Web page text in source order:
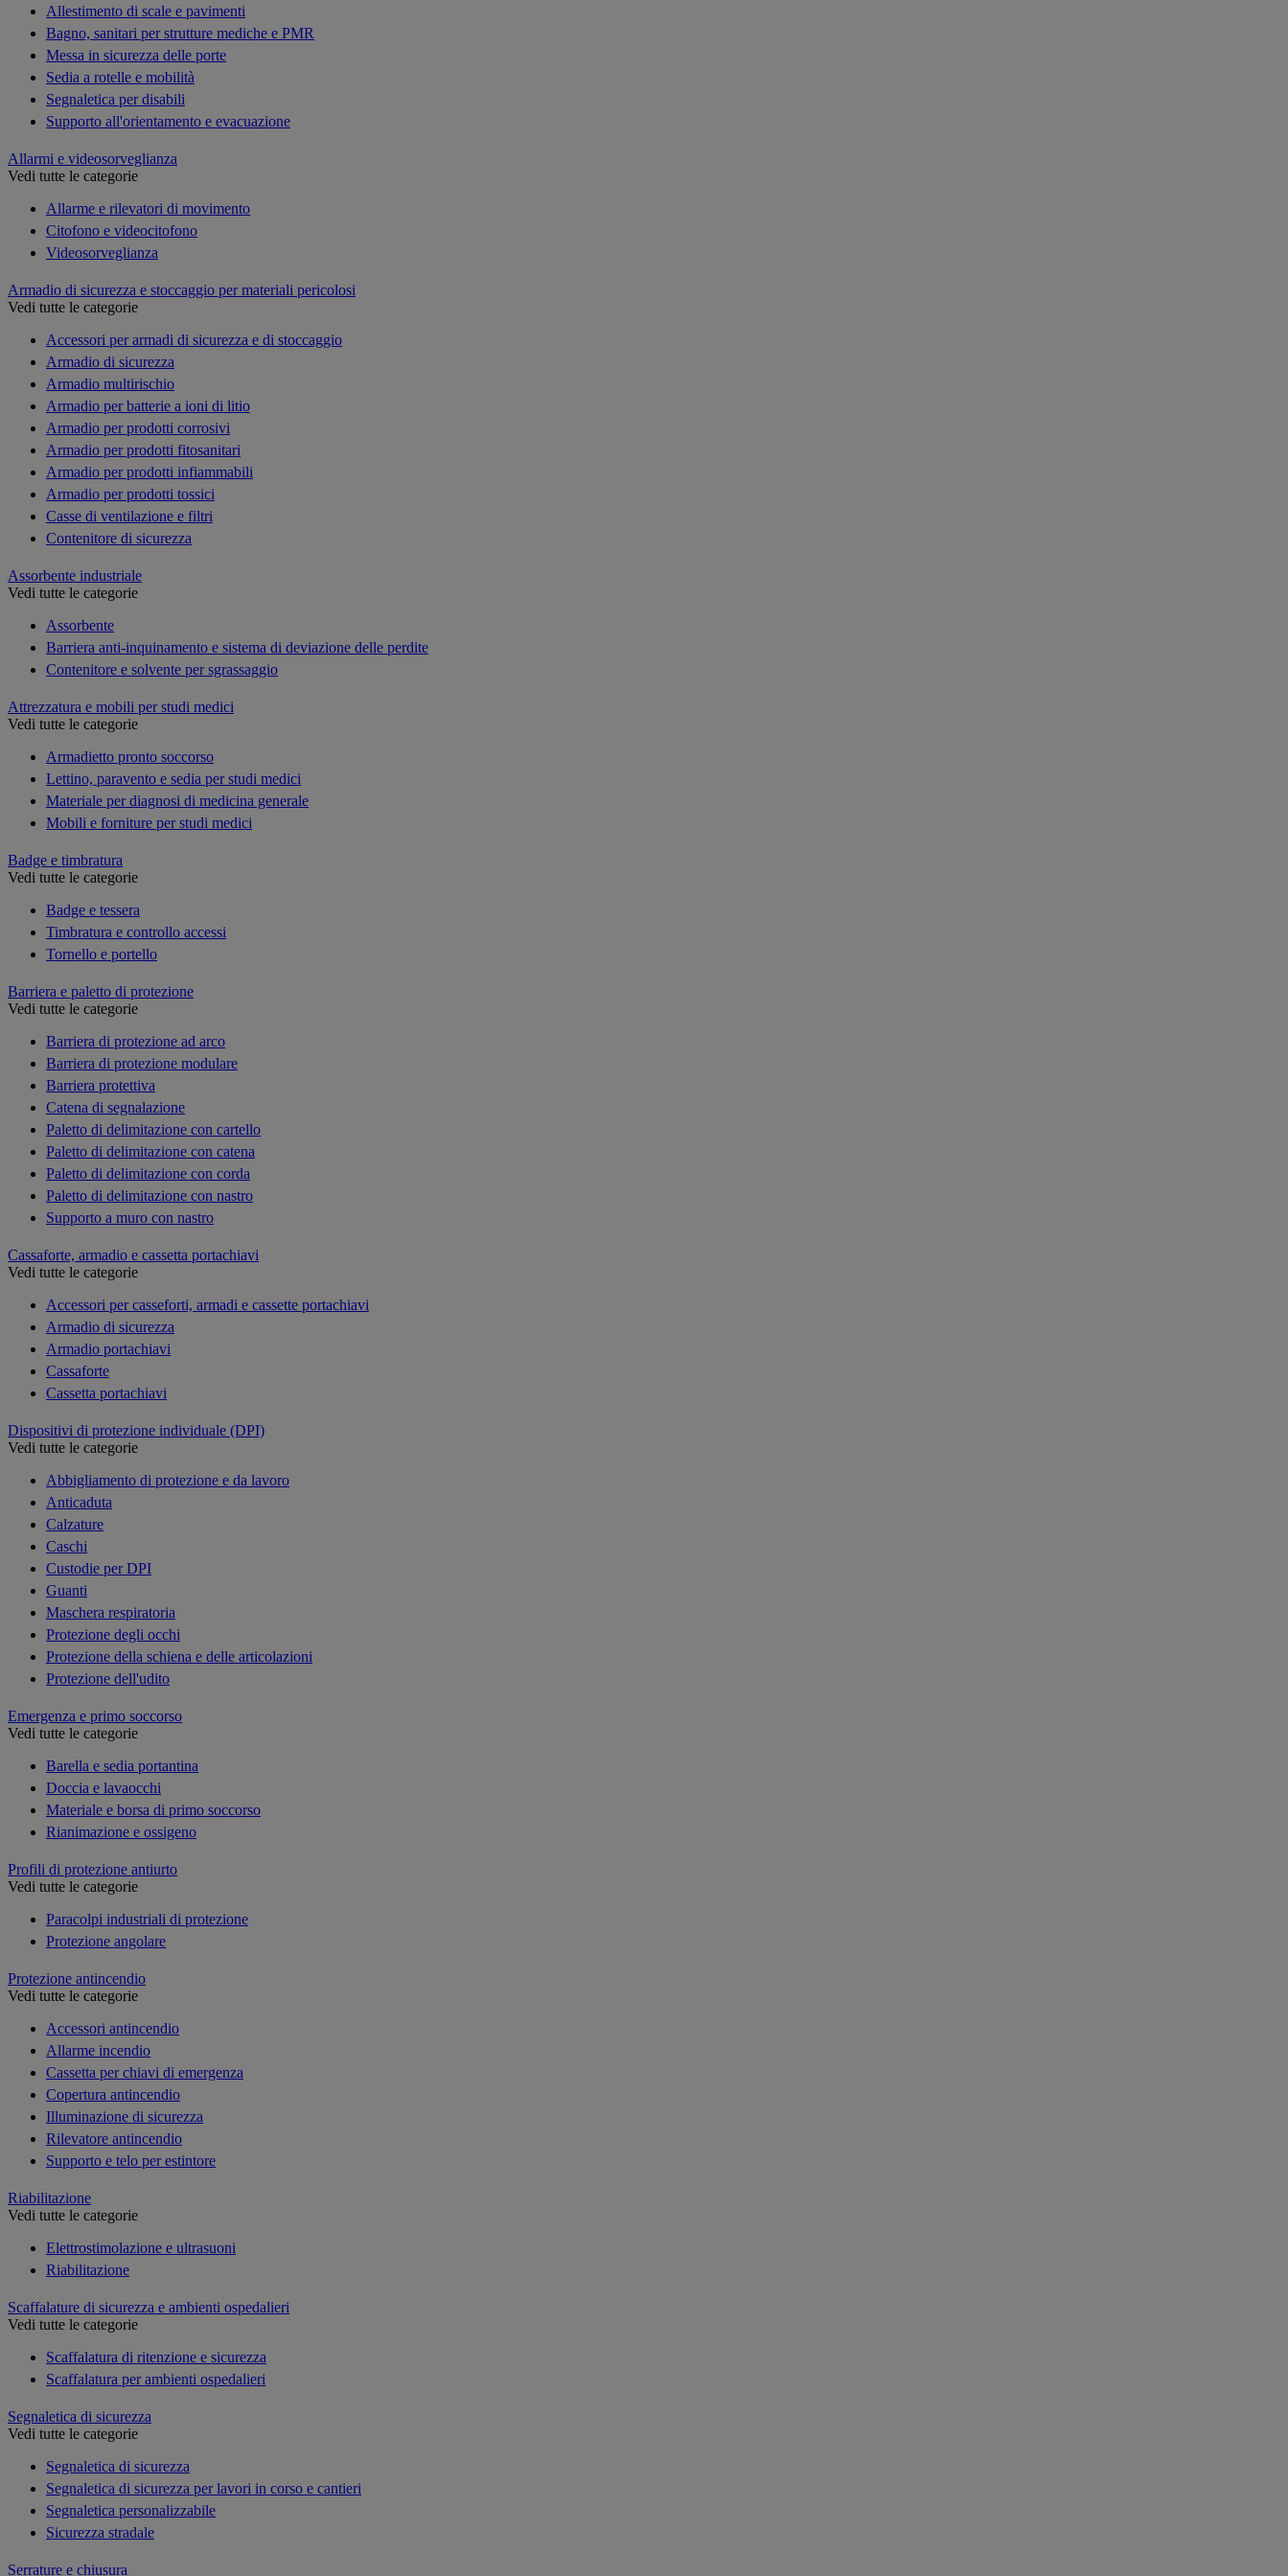
Allestimento di scale e pavimenti
Bagno, sanitari per strutture mediche e PMR
Messa in sicurezza delle porte
Sedia a rotelle e mobilità
Segnaletica per disabili
Supporto all'orientamento e evacuazione
Allarmi e videosorveglianza
Vedi tutte le categorie
Allarme e rilevatori di movimento
Citofono e videocitofono
Videosorveglianza
Armadio di sicurezza e stoccaggio per materiali pericolosi
Vedi tutte le categorie
Accessori per armadi di sicurezza e di stoccaggio
Armadio di sicurezza
Armadio multirischio
Armadio per batterie a ioni di litio
Armadio per prodotti corrosivi
Armadio per prodotti fitosanitari
Armadio per prodotti infiammabili
Armadio per prodotti tossici
Casse di ventilazione e filtri
Contenitore di sicurezza
Assorbente industriale
Vedi tutte le categorie
Assorbente
Barriera anti-inquinamento e sistema di deviazione delle perdite
Contenitore e solvente per sgrassaggio
Attrezzatura e mobili per studi medici
Vedi tutte le categorie
Armadietto pronto soccorso
Lettino, paravento e sedia per studi medici
Materiale per diagnosi di medicina generale
Mobili e forniture per studi medici
Badge e timbratura
Vedi tutte le categorie
Badge e tessera
Timbratura e controllo accessi
Tornello e portello
Barriera e paletto di protezione
Vedi tutte le categorie
Barriera di protezione ad arco
Barriera di protezione modulare
Barriera protettiva
Catena di segnalazione
Paletto di delimitazione con cartello
Paletto di delimitazione con catena
Paletto di delimitazione con corda
Paletto di delimitazione con nastro
Supporto a muro con nastro
Cassaforte, armadio e cassetta portachiavi
Vedi tutte le categorie
Accessori per casseforti, armadi e cassette portachiavi
Armadio di sicurezza
Armadio portachiavi
Cassaforte
Cassetta portachiavi
Dispositivi di protezione individuale (DPI)
Vedi tutte le categorie
Abbigliamento di protezione e da lavoro
Anticaduta
Calzature
Caschi
Custodie per DPI
Guanti
Maschera respiratoria
Protezione degli occhi
Protezione della schiena e delle articolazioni
Protezione dell'udito
Emergenza e primo soccorso
Vedi tutte le categorie
Barella e sedia portantina
Doccia e lavaocchi
Materiale e borsa di primo soccorso
Rianimazione e ossigeno
Profili di protezione antiurto
Vedi tutte le categorie
Paracolpi industriali di protezione
Protezione angolare
Protezione antincendio
Vedi tutte le categorie
Accessori antincendio
Allarme incendio
Cassetta per chiavi di emergenza
Copertura antincendio
Illuminazione di sicurezza
Rilevatore antincendio
Supporto e telo per estintore
Riabilitazione
Vedi tutte le categorie
Elettrostimolazione e ultrasuoni
Riabilitazione
Scaffalature di sicurezza e ambienti ospedalieri
Vedi tutte le categorie
Scaffalatura di ritenzione e sicurezza
Scaffalatura per ambienti ospedalieri
Segnaletica di sicurezza
Vedi tutte le categorie
Segnaletica di sicurezza
Segnaletica di sicurezza per lavori in corso e cantieri
Segnaletica personalizzabile
Sicurezza stradale
Serrature e chiusura